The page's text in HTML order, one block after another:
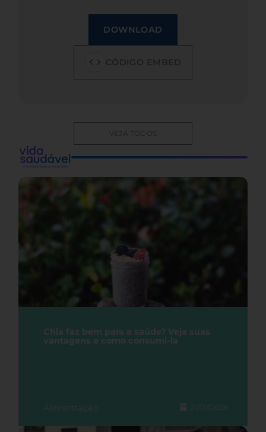
DOWNLOAD
VEJA TODOS
Chia faz bem para a saúde? Veja suas
vantagens e como consumi-la
Alimentação 27/07/2026